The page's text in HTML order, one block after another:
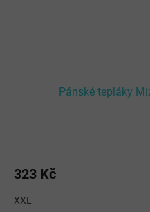
Pánské tepláky
323 Kč
XXL